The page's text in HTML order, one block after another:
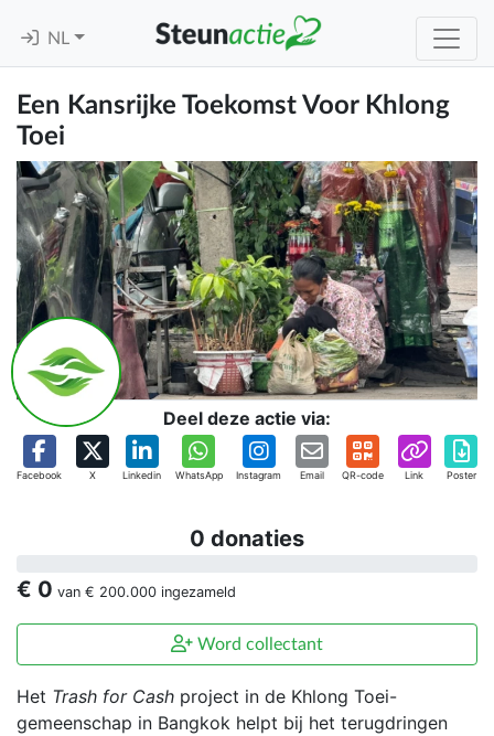
NL
Een Kansrijke Toekomst Voor Khlong
Toei
Deel deze actie via:
Facebook X Linkedin WhatsApp Instagram Email QR-code Link Poster
0 donaties
€ 0 van € 200.000 ingezameld
Word collectant
Het Trash for Cash project in de Khlong Toei-
gemeenschap in Bangkok helpt bij het terugdringen